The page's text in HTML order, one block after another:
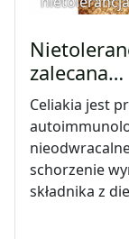
zalecana…
Celiakia jest
schorzenie
składnika z